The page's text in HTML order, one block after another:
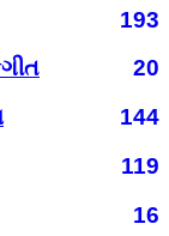
193
20
144
119
16